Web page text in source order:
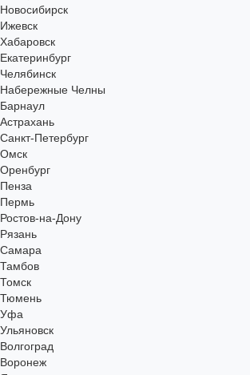
Новосибирск
Ижевск
Хабаровск
Екатеринбург
Челябинск
Набережные Челны
Барнаул
Астрахань
Санкт-Петербург
Омск
Оренбург
Пенза
Пермь
Ростов-на-Дону
Рязань
Самара
Тамбов
Томск
Тюмень
Уфа
Ульяновск
Волгоград
Воронеж